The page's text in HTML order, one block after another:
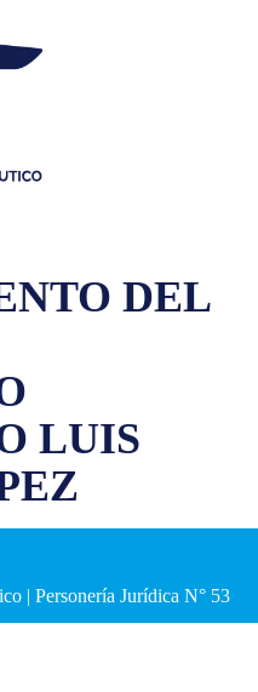
DEL
LUIS
| Personería Jurídica N° 53